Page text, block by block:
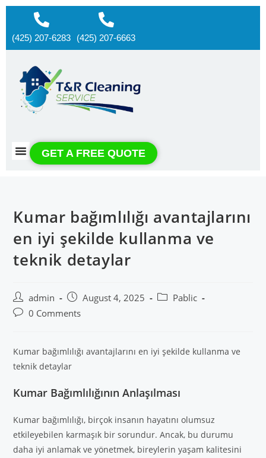
(425) 207-6283 (425) 207-6663
GET A FREE QUOTE
Kumar bağımlılığı avantajlarını
en iyi şekilde kullanma ve
teknik detaylar
admin August 4, 2025
Pablic
0 Comments
Kumar bağımlılığı avantajlarını en iyi şekilde kullanma ve
teknik detaylar
Kumar Bağımlılığının Anlaşılması
Kumar bağımlılığı, birçok insanın hayatını olumsuz
etkileyebilen karmaşık bir sorundur. Ancak, bu durumu
daha iyi anlamak ve yönetmek, bireylerin yaşam kalitesini